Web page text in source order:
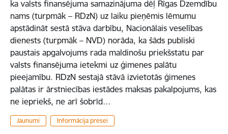
ka valsts finansējuma samazinājuma dēļ Rīgas Dzemdību
nams (turpmāk – RDzN) uz laiku pieņēmis lēmumu
apstādināt sestā stāva darbību, Nacionālais veselības
dienests (turpmāk – NVD) norāda, ka šāds publiski
paustais apgalvojums rada maldinošu priekšstatu par
valsts finansējuma ietekmi uz ģimenes palātu
pieejamību. RDzN sestajā stāvā izvietotās ģimenes
palātas ir ārstniecības iestādes maksas pakalpojums, kas
ne iepriekš, ne arī šobrīd…
Jaunumi Informācija presei